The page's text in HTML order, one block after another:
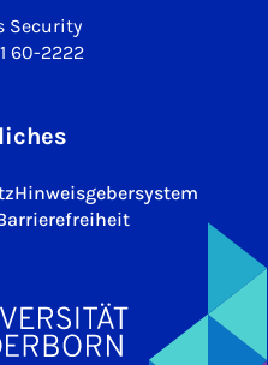
Security
60-2222
Hinweisgebersystem